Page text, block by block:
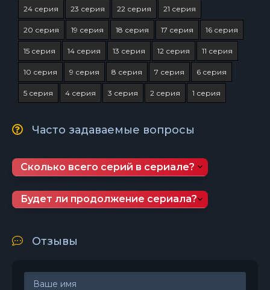
24 серия 23 серия 22 серия 21 серия
20 серия 19 серия 18 серия 17 серия 16 серия
15 серия 14 серия 13 серия 12 серия 11 серия
10 серия 9 серия 8 серия 7 серия 6 серия
5 серия 4 серия 3 серия 2 серия 1 серия
Часто задаваемые вопросы
Сколько всего серий в сериале?
Будет ли продолжение сериала?
Отзывы